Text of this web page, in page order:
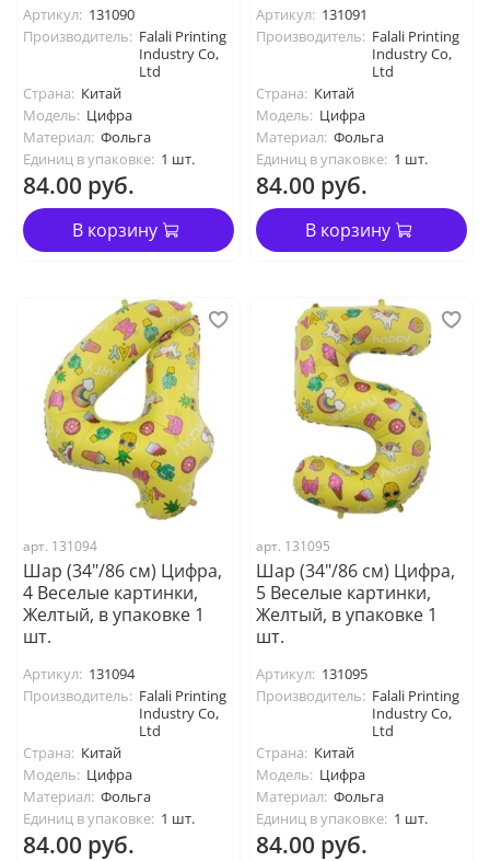
Артикул: 131090
Производитель: Falali Printing
Industry Co,
Ltd
Страна: Китай
Модель: Цифра
Материал: Фольга
Единиц в упаковке: 1 шт.
84.00 руб.
В корзину
Артикул: 131091
Производитель: Falali Printing
Industry Co,
Ltd
Страна: Китай
Модель: Цифра
Материал: Фольга
Единиц в упаковке: 1 шт.
84.00 руб.
В корзину
арт. 131094
Шар (34"/86 см) Цифра,
4 Веселые картинки,
Желтый, в упаковке 1
шт.
Артикул: 131094
Производитель: Falali Printing
Industry Co,
Ltd
Страна: Китай
Модель: Цифра
Материал: Фольга
Единиц в упаковке: 1 шт.
84.00 руб.
арт. 131095
Шар (34"/86 см) Цифра,
5 Веселые картинки,
Желтый, в упаковке 1
шт.
Артикул: 131095
Производитель: Falali Printing
Industry Co,
Ltd
Страна: Китай
Модель: Цифра
Материал: Фольга
Единиц в упаковке: 1 шт.
84.00 руб.